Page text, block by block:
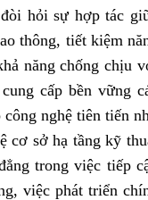
hỏi sự hợp tác
thông, tiết kiệm
năng chống chịu
cấp bền vững
nghệ tiên tiến
cơ sở hạ tầng kỹ
trong việc tiếp
việc phát triển